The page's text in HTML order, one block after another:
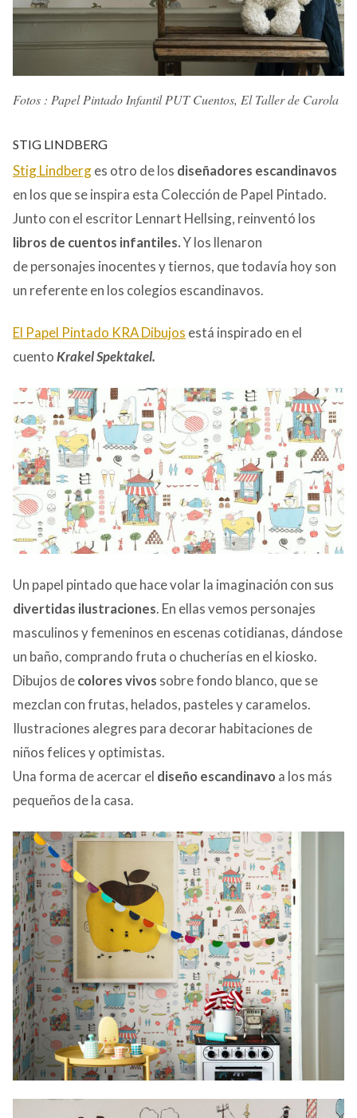
Fotos : Papel Pintado Infantil PUT Cuentos, El Taller de Carola
STIG LINDBERG
Stig Lindberges otro de los diseñadores escandinavos
en los que se inspira esta Colección de Papel Pintado.
Junto con el escritor Lennart Hellsing, reinventó los
libros de cuentos infantiles.Y los llenaron
de personajes inocentes y tiernos, que todavía hoy son
un referente en los colegios escandinavos.
El Papel Pintado KRA Dibujos está inspirado en el
cuentoKrakel Spektakel.
Un papel pintado que hace volar la imaginación con sus
divertidas ilustraciones. En ellas vemos personajes
masculinos y femeninos en escenas cotidianas, dándose
un baño, comprando fruta o chucherías en el kiosko.
Dibujos decolores vivos sobre fondo blanco, que se
mezclan con frutas, helados, pasteles y caramelos.
Ilustraciones alegres para decorar habitaciones de
niños felices y optimistas.
Una forma de acercar el diseño escandinavo a los más
pequeños de la casa.